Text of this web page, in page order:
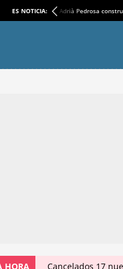
ES NOTICIA: Adrià Pedrosa
HORA Cancelados 17